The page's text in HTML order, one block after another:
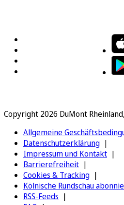
Copyright 2026 DuMont
Allgemeine
Datenschutzerklärung
Impressum und Kontakt
Barrierefreiheit
Cookies & Tracking
Kölnische Rundschau
RSS-Feeds